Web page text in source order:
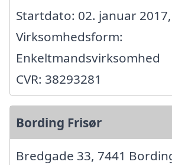
Startdato: 02. januar 2017,
Virksomhedsform:
Enkeltmandsvirksomhed
CVR: 38293281
Bording Frisør
Bredgade 33, 7441